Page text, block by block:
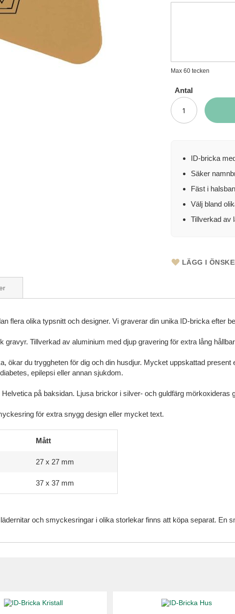
Max 60 tecken
Antal
ID-bricka
Säker
Fäst i
Välj bland
Tillverkad av
LÄGG I
flera olika typsnitt och designer. Vi graverar din unika ID-bricka efter
Tillverkad av aluminium med djup gravering för extra lång
ökar du tryggheten för dig och din husdjur. Mycket uppskattad present
epilepsi eller annan sjukdom.
på baksidan. Ljusa brickor i silver- och guldfärg mörkoxideras
för extra snygg design eller mycket text.
Mått
27 x 27 mm
37 x 37 mm
och smyckesringar i olika storlekar finns att köpa separat. En